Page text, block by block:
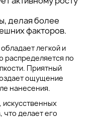
делая более
факторов.
легкой и
распределяется по
Приятный
ощущение
нанесения.
делает его